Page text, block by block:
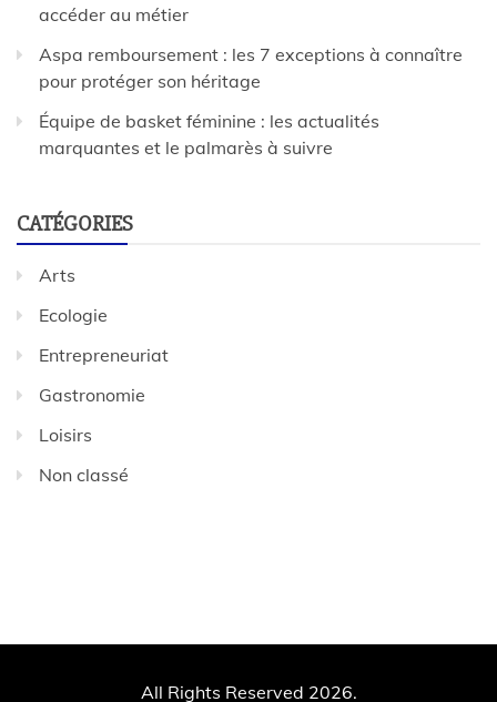
accéder au métier
Aspa remboursement : les 7 exceptions à connaître
pour protéger son héritage
Équipe de basket féminine : les actualités
marquantes et le palmarès à suivre
CATÉGORIES
Arts
Ecologie
Entrepreneuriat
Gastronomie
Loisirs
Non classé
All Rights Reserved 2026.